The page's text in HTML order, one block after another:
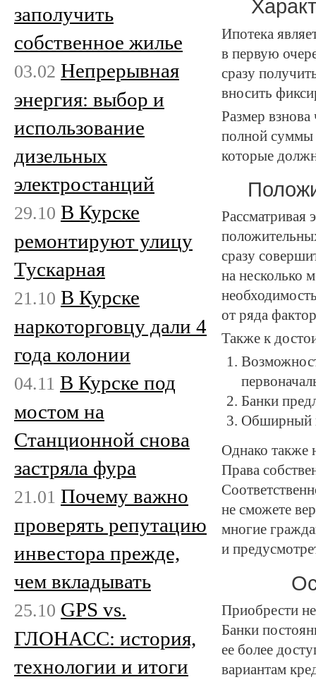
Ипотека
в первую
сразу
вносить
Размер
полной суммы
которые
Рассматривая
сразу
на несколько
от ряда
Также к
Банки
Обширный
Однако также
Права
не сможете
многие
и
Приобрести
Банки
ее более
вариантам
заполучить
собственное жилье
03.02 Непрерывная
энергия: выбор и
использование
дизельных
электростанций
29.10 В Курске
ремонтируют улицу
Тускарная
21.10 В Курске
наркоторговцу дали 4
года колонии
04.11 В Курске под
мостом на
Станционной снова
застряла фура
21.01 Почему важно
проверять репутацию
инвестора прежде,
чем вкладывать
25.10 GPS vs.
ГЛОНАСС: история,
технологии и итоги